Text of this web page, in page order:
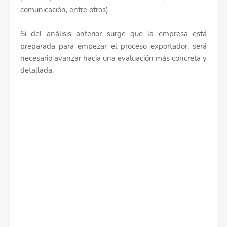
comunicación, entre otros).
Si del análisis anterior surge que la empresa está
preparada para empezar el proceso exportador, será
necesario avanzar hacia una evaluación más concreta y
detallada.